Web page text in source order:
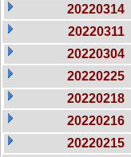
20220314
20220311
20220304
20220225
20220218
20220216
20220215